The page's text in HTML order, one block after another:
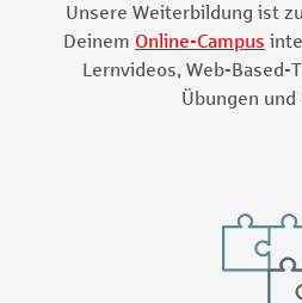
Unsere Weiterbildung ist
Deinem Online-Campus
Lernvideos, Web-Based-
Übungen und